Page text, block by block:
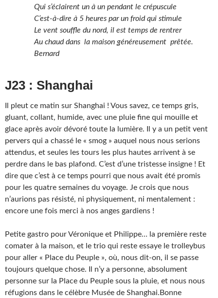
Qui s’éclairent un à un pendant le crépuscule
C’est-à-dire à 5 heures par un froid qui stimule
Le vent souffle du nord, il est temps de rentrer
Au chaud dans la maison généreusement prêtée.
Bernard
J23 : Shanghai
Il pleut ce matin sur Shanghai ! Vous savez, ce temps gris,
gluant, collant, humide, avec une pluie fine qui mouille et
glace après avoir dévoré toute la lumière. Il y a un petit vent
pervers qui a chassé le « smog » auquel nous nous serions
attendus, et seules les tours les plus hautes arrivent à se
perdre dans le bas plafond. C’est d’une tristesse insigne ! Et
dire que c’est à ce temps pourri que nous avait été promis
pour les quatre semaines du voyage. Je crois que nous
n’aurions pas résisté, ni physiquement, ni mentalement :
encore une fois merci à nos anges gardiens !
Petite gastro pour Véronique et Philippe… la première reste
comater à la maison, et le trio qui reste essaye le trolleybus
pour aller « Place du Peuple », où, nous dit-on, il se passe
toujours quelque chose. Il n’y a personne, absolument
personne sur la Place du Peuple sous la pluie, et nous nous
réfugions dans le célèbre Musée de Shanghai. Bonne